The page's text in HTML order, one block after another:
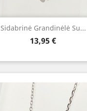
Sidabrinė Grandinėlė Su...
Kaina
13,95 €